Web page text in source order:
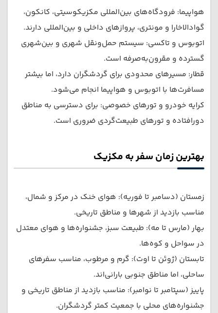
هواپیما: فرودگاه‌های بین‌المللی مکزیکوسیتی، کانکون،
گوادالاخارا و مونتری، پروازهای داخلی و بین‌المللی دارند.
اتوبوس و تاکسی: سیستم حمل‌ونقل شهری و بین‌شهری
گسترده و مقرون‌به‌صرفه است.
قطار: مسیرهای محدودی برای گردشگران دارد، اما بیشتر
مسافرت‌ها با اتوبوس و هواپیما انجام می‌شود.
کرایه خودرو و تورهای خصوصی: برای دسترسی به مناطق
دورافتاده و تورهای طبیعت‌گردی ضروری است.
بهترین زمان سفر به مکزیک
زمستان (دسامبر تا فوریه): هوای خنک در مرکز و شمال،
مناسب بازدید از شهرها و مناطق تاریخی.
بهار (مارس تا مه): طبیعت سبز، جشنواره‌ها و هوای معتدل
در سواحل و کوه‌ها.
تابستان (ژوئن تا اوت): گرم و مرطوب، مناسب سفرهای
ساحلی، اما مناطق جنوبی بارانی‌اند.
پاییز (سپتامبر تا نوامبر): مناسب بازدید از مناطق تاریخی و
جشنواره‌های محلی با جمعیت کمتر گردشگران.